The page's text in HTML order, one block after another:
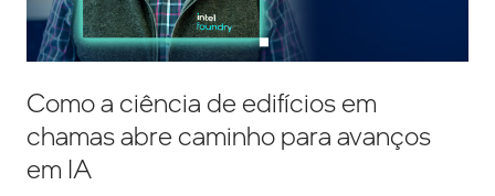
Como a ciência de edifícios em
chamas abre caminho para avanços
em IA